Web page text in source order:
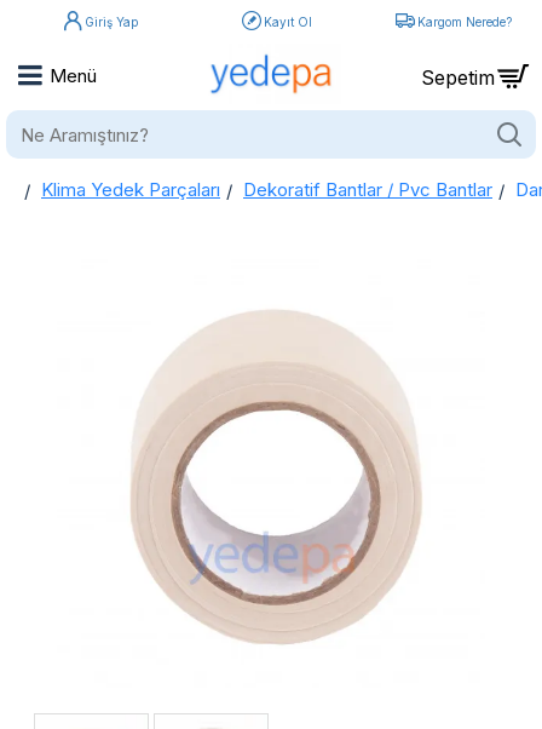
Giriş Yap Kayıt Ol Kargom Nerede?
Ne
home
Klima Yedek Parçaları Dekoratif Bantlar / Pvc Bantlar